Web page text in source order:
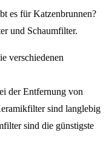
es für Katzenbrunnen?
und Schaumfilter.
verschiedenen
der Entfernung von
sind langlebig
sind die günstigste